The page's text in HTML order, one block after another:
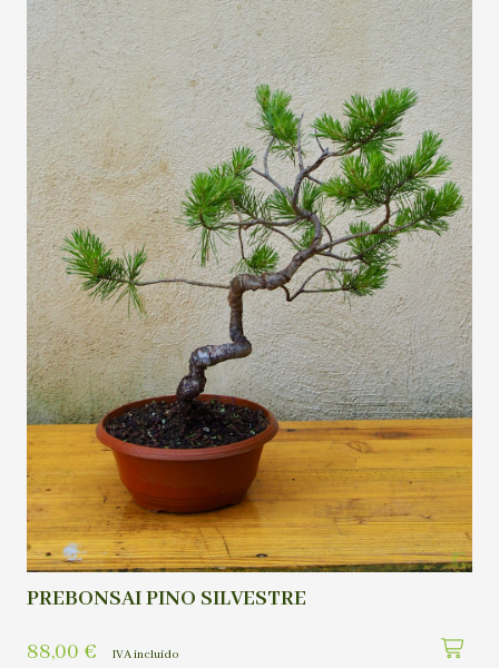
PREBONSAI PINO SILVESTRE
88,00 € IVA incluído